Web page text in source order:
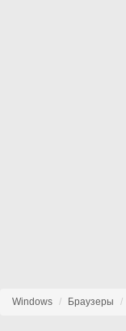
Windows Браузеры